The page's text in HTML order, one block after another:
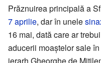
Prăznuirea principală a
7 aprilie, dar în unele
16 mai, dată care ar
aducerii moaștelor sale
ierarh Gheorghe de